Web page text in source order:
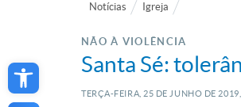
Open toolbar
Notícias Igreja
NÃO À VIOLÊNCIA
Santa Sé:
TERÇA-FEIRA, 25 DE JUNHO DE